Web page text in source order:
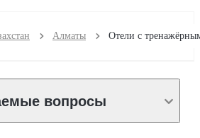
Алматы
вопросы